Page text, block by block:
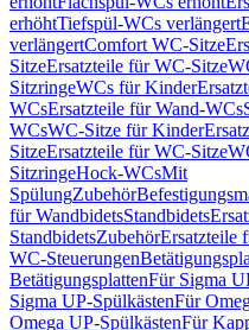
erhöhtTiefspül-WCs verlängert
verlängertComfort WC-Sitze
SitzeErsatzteile für WC-Sitze
SitzringeWCs für Kinder
WCsErsatzteile für Wand-WCs
WCsWC-Sitze für Kinder
SitzeErsatzteile für WC-Sitze
SitzringeHock-WCsMit
SpülungZubehör
für WandbidetsStandbidets
StandbidetsZubehörErsatzteile
WC-Steuerungen
BetätigungsplattenFür Sigma
Sigma UP-SpülkästenFür
Omega UP-SpülkästenFür